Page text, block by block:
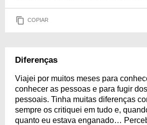
COPIAR
Diferenças
Viajei por muitos meses para
conhecer as pessoas e para fugir
pessoais. Tinha muitas diferenças
sempre os critiquei em tudo e,
quanto eu estava enganado…